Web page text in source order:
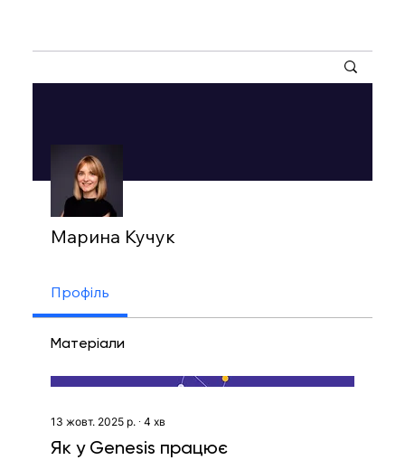
Марина Кучук
Профіль
Матеріали
13 жовт. 2025 р. ∙ 4 хв
Як у Genesis працює